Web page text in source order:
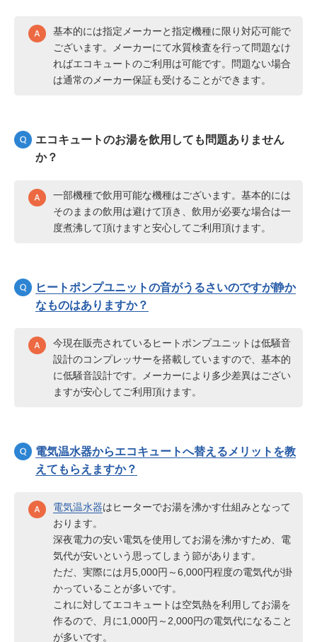
基本的には指定メーカーと指定機種に限り対応可能で
ございます。メーカーにて水質検査を行って問題なけ
ればエコキュートのご利用は可能です。問題ない場合
は通常のメーカー保証も受けることができます。
エコキュートのお湯を飲用しても問題ありません
か？
一部機種で飲用可能な機種はございます。基本的には
そのままの飲用は避けて頂き、飲用が必要な場合は一
度煮沸して頂けますと安心してご利用頂けます。
ヒートポンプユニットの音がうるさいのですが静か
なものはありますか？
今現在販売されているヒートポンプユニットは低騒音
設計のコンプレッサーを搭載していますので、基本的
に低騒音設計です。メーカーにより多少差異はござい
ますが安心してご利用頂けます。
電気温水器からエコキュートへ替えるメリットを教
えてもらえますか？
電気温水器はヒーターでお湯を沸かす仕組みとなって
おります。
深夜電力の安い電気を使用してお湯を沸かすため、電
気代が安いという思ってしまう節があります。
ただ、実際には月5,000円～6,000円程度の電気代が掛
かっていることが多いです。
これに対してエコキュートは空気熱を利用してお湯を
作るので、月に1,000円～2,000円の電気代になること
が多いです。